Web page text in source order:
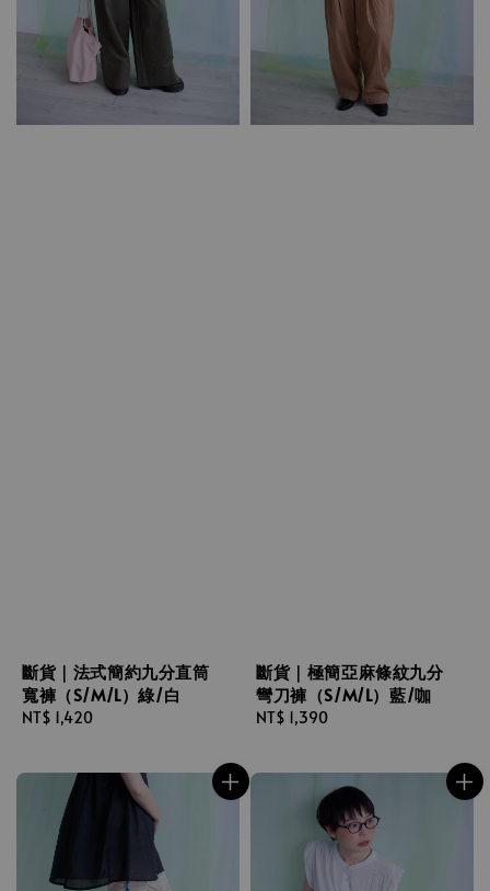
斷貨｜法式簡約九分直筒
寬褲（S/M/L）綠/白
Regular
NT$ 1,420
斷貨｜極簡亞麻條紋九分
彎刀褲（S/M/L）藍/咖
Regular
NT$ 1,390